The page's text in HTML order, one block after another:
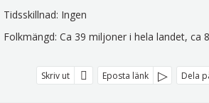
Tidsskillnad: Ingen
Folkmängd: Ca 39 miljoner i hela landet, ca
Skriv ut Eposta länk Dela